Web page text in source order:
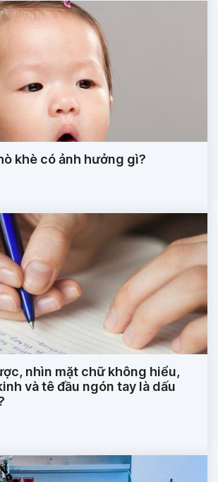
khè có ảnh hưởng gì?
nhìn mặt chữ không hiểu,
và tê đầu ngón tay là dấu